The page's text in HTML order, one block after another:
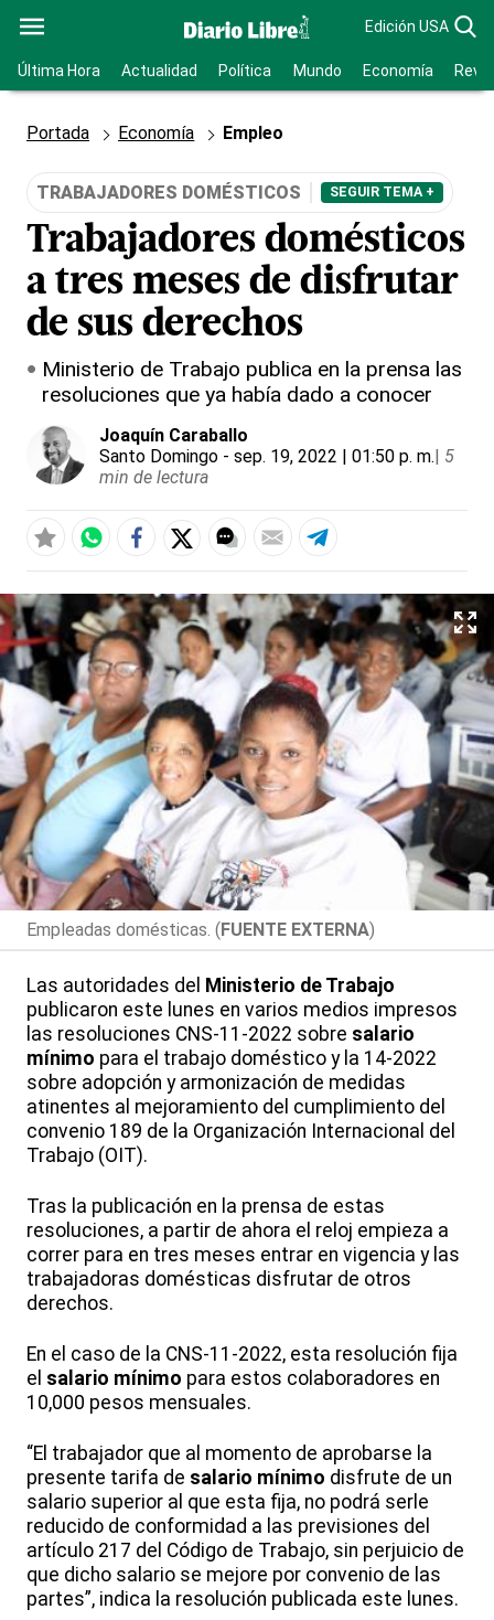
Edición USA
Última Hora Actualidad Política Mundo Economía
Portada Economía Empleo
TRABAJADORES DOMÉSTICOS SEGUIR TEMA +
Trabajadores domésticos
a tres meses de disfrutar
de sus derechos
Ministerio de Trabajo publica en la prensa las
resoluciones que ya había dado a conocer
Joaquín Caraballo
Santo Domingo - sep. 19, 2022 | 01:50 p. m.| 5
min de lectura
Empleadas domésticas. (FUENTE EXTERNA)
Las autoridades del Ministerio de Trabajo
publicaron este lunes en varios medios impresos
las resoluciones CNS-11-2022 sobre salario
mínimo para el trabajo doméstico y la 14-2022
sobre adopción y armonización de medidas
atinentes al mejoramiento del cumplimiento del
convenio 189 de la Organización Internacional del
Trabajo (OIT).
Tras la publicación en la prensa de estas
resoluciones, a partir de ahora el reloj empieza a
correr para en tres meses entrar en vigencia y las
trabajadoras domésticas disfrutar de otros
derechos.
En el caso de la CNS-11-2022, esta resolución fija
el salario mínimo para estos colaboradores en
10,000 pesos mensuales.
“El trabajador que al momento de aprobarse la
presente tarifa de salario mínimo disfrute de un
salario superior al que esta fija, no podrá serle
reducido de conformidad a las previsiones del
artículo 217 del Código de Trabajo, sin perjuicio de
que dicho salario se mejore por convenio de las
partes”, indica la resolución publicada este lunes.